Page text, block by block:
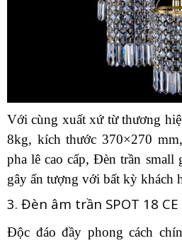
Với cùng xuất xứ từ thương
8kg, kích thước 370×270
pha lê cao cấp, Đèn trần small
gây ấn tượng với bất kỳ khách
3. Đèn âm trần SPOT 18 CE
Độc đáo đầy phong cách